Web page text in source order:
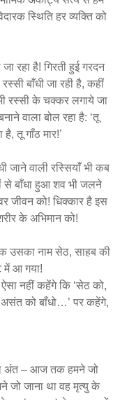
स्थिति हर व्यक्ति को
रहा है! गिरती हुई गरदन
बाँधी जा रही है, कहीं
भी रस्सी के चक्कर लगाये जा
वाला बोल रहा है: ‘तू
तू गाँठ मार!’
जाने वाली रस्सियाँ भी कब
से बाँधा हुआ शव भी जलने
जीवन को! धिक्कार है इस
के अभिमान को!
उसका नाम सेठ, साहब की
में आ गया!
ऐसा नहीं कहेंगे कि ‘सेठ को,
को बाँधो…’ पर कहेंगे,
अंत – आज तक हमने जो
जो जाना था वह मृत्यु के